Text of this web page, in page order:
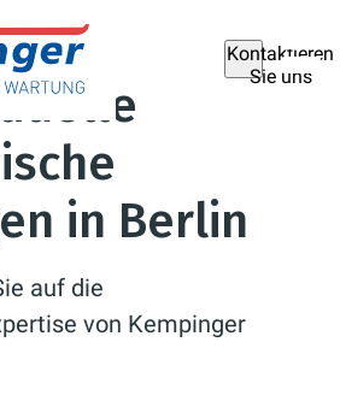
Kontaktieren
Sie uns
in Berlin
auf die
von Kempinger